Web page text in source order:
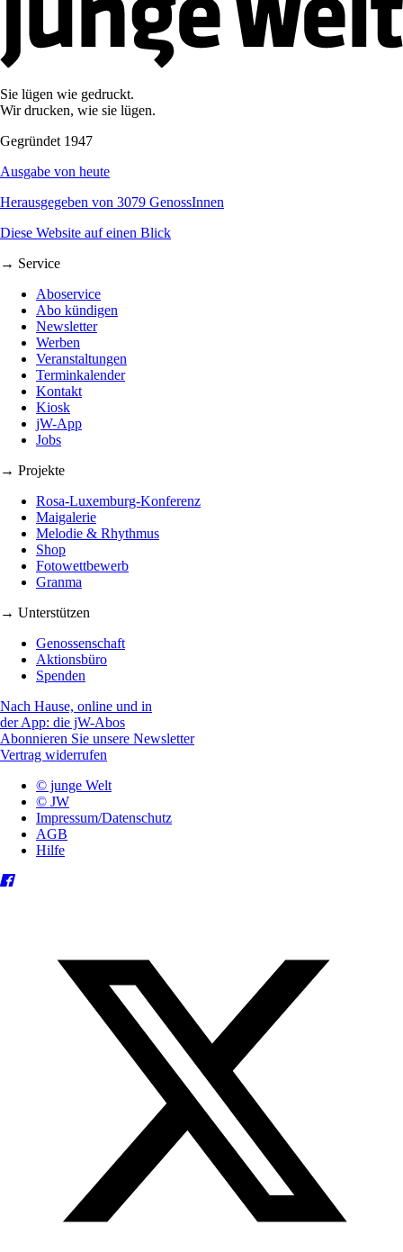
Sie lügen wie gedruckt.
Wir drucken, wie sie lügen.
Gegründet 1947
Ausgabe von heute
Herausgegeben von 3079 GenossInnen
Diese Website auf einen Blick
→ Service
Aboservice
Abo kündigen
Newsletter
Werben
Veranstaltungen
Terminkalender
Kontakt
Kiosk
jW-App
Jobs
→ Projekte
Rosa-Luxemburg-Konferenz
Maigalerie
Melodie & Rhythmus
Shop
Fotowettbewerb
Granma
→ Unterstützen
Genossenschaft
Aktionsbüro
Spenden
Nach Hause, online und in
der App: die jW-Abos
Abonnieren Sie unsere Newsletter
Vertrag widerrufen
© junge Welt
© JW
Impressum/Datenschutz
AGB
Hilfe